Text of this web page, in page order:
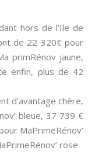
hors de l’Ile de
de 22 320€ pour
primRénov jaune,
enfin, plus de 42
d’avantage chère,
bleue, 37 739 €
MaPrimeRénov’
rose.